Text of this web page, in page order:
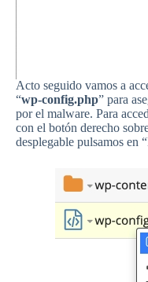
Acto seguido vamos a
“wp-config.php” para
por el malware. Para
con el botón derecho
desplegable pulsamos en